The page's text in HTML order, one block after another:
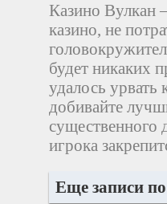
Казино Вулкан
казино, не
будет никаких
удалось урвать
добивайте
существенного
игрока
Еще записи